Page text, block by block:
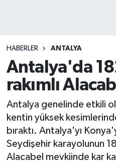
HABERLER ANTALYA
Antalya'da
rakımlı
Antalya genelinde etkili
kentin yüksek
bıraktı. Antalya'yı
Seydişehir karayolunun
Alacabel mevkiinde kar